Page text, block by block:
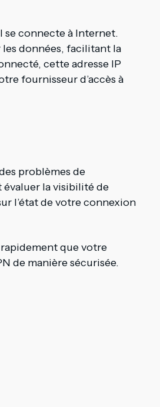
se connecte à Internet.
données, facilitant la
cette adresse IP
fournisseur d’accès à
problèmes de
la visibilité de
l’état de votre connexion
que votre
de manière sécurisée.